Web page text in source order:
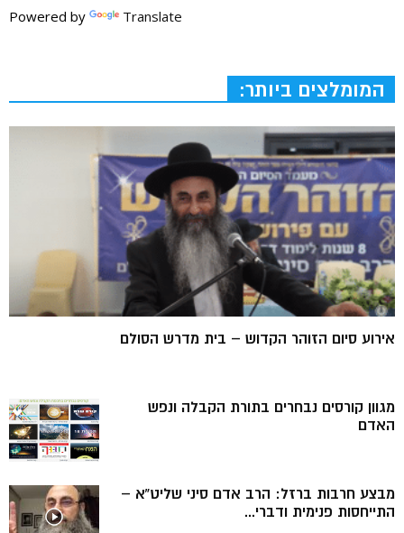
Powered by Translate
המומלצים ביותר:
אירוע סיום הזוהר הקדוש – בית מדרש הסולם
מגוון קורסים נבחרים בתורת הקבלה ונפש
האדם
מבצע חרבות ברזל: הרב אדם סיני שליט”א –
התייחסות פנימית ודברי...